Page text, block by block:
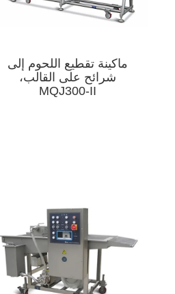
ماكينة تقطيع اللحوم إلى
شرائح على القالب،
MQJ300-II